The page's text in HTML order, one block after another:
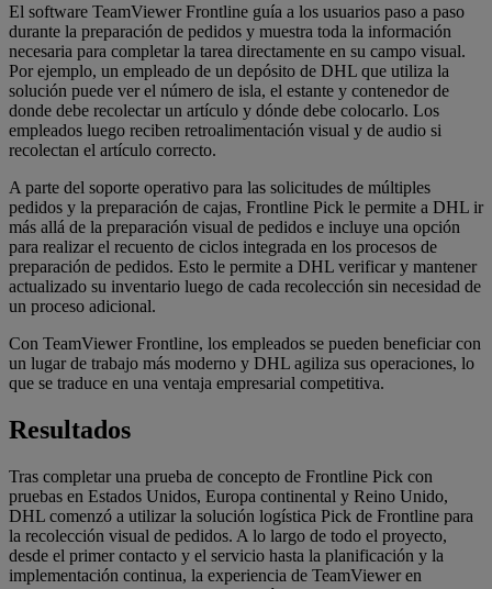
El software TeamViewer Frontline guía a los usuarios paso a paso
durante la preparación de pedidos y muestra toda la información
necesaria para completar la tarea directamente en su campo visual.
Por ejemplo, un empleado de un depósito de DHL que utiliza la
solución puede ver el número de isla, el estante y contenedor de
donde debe recolectar un artículo y dónde debe colocarlo. Los
empleados luego reciben retroalimentación visual y de audio si
recolectan el artículo correcto.
A parte del soporte operativo para las solicitudes de múltiples
pedidos y la preparación de cajas, Frontline Pick le permite a DHL ir
más allá de la preparación visual de pedidos e incluye una opción
para realizar el recuento de ciclos integrada en los procesos de
preparación de pedidos. Esto le permite a DHL verificar y mantener
actualizado su inventario luego de cada recolección sin necesidad de
un proceso adicional.
Con TeamViewer Frontline, los empleados se pueden beneficiar con
un lugar de trabajo más moderno y DHL agiliza sus operaciones, lo
que se traduce en una ventaja empresarial competitiva.
Resultados
Tras completar una prueba de concepto de Frontline Pick con
pruebas en Estados Unidos, Europa continental y Reino Unido,
DHL comenzó a utilizar la solución logística Pick de Frontline para
la recolección visual de pedidos. A lo largo de todo el proyecto,
desde el primer contacto y el servicio hasta la planificación y la
implementación continua, la experiencia de TeamViewer en